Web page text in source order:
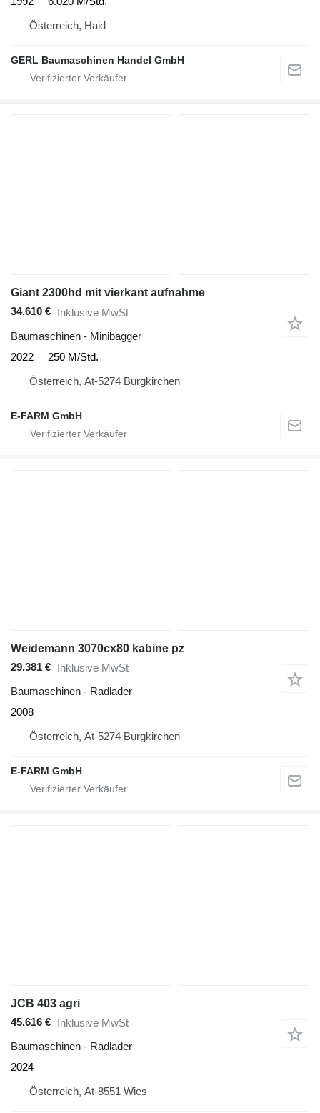
Österreich, Haid
GERL Baumaschinen Handel GmbH
Giant 2300hd mit vierkant aufnahme
34.610 € Inklusive MwSt
Baumaschinen - Minibagger
2022
250 M/Std.
Österreich, At-5274 Burgkirchen
E-FARM GmbH
Weidemann 3070cx80 kabine pz
29.381 € Inklusive MwSt
Baumaschinen - Radlader
2008
Österreich, At-5274 Burgkirchen
E-FARM GmbH
JCB 403 agri
45.616 € Inklusive MwSt
Baumaschinen - Radlader
2024
Österreich, At-8551 Wies